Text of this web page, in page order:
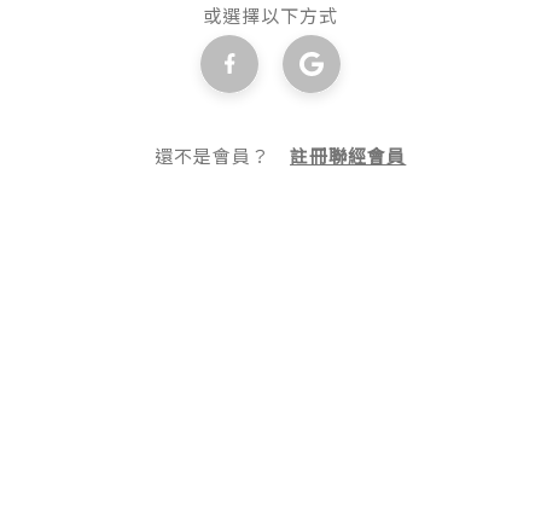
或選擇以下方式
還不是會員？註冊聯經會員